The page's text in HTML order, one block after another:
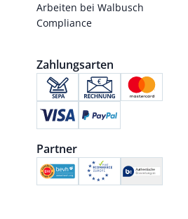
Arbeiten bei Walbusch
Compliance
Zahlungsarten
Partner